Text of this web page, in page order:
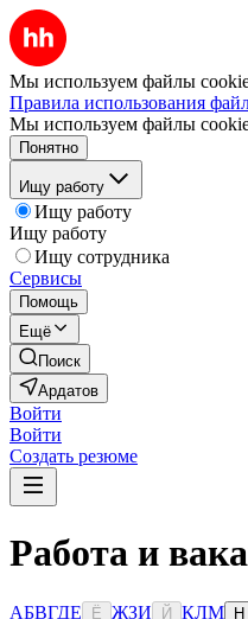
Мы используем файлы
Правила использования
Мы используем файлы
Понятно
Ищу работу
Ищу работу
Ищу работу
Ищу сотрудника
Сервисы
Помощь
Ещё
Поиск
Ардатов
Войти
Войти
Создать резюме
Работа и
АБВГДЕ Ё ЖЗИ Й КЛМ Н